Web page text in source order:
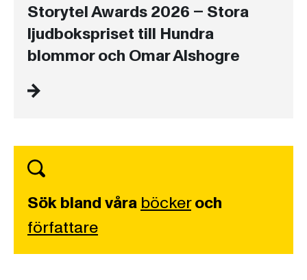
Storytel Awards 2026 – Stora
ljudbokspriset till Hundra
blommor och Omar Alshogre
Sök bland våra böckeroch
författare